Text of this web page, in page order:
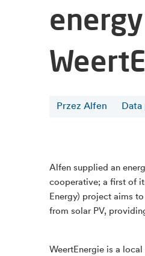
Przez Alfen
Alfen supplied an
cooperative; a first of
Energy) project aims
from solar PV,
WeertEnergie is a